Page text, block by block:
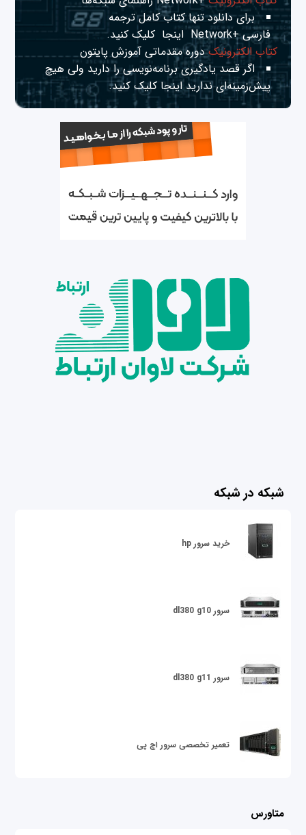
برای دانلود تنها کتاب کامل ترجمه
فارسی +Network
اینجا کلیک کنید.
کتاب الکترونیکدوره مقدماتی آموزش پایتون
اگر قصد یادگیری برنامه‌نویسی را دارید ولی هیچ
پیش‌زمینه‌ای نداریداینجا کلیک کنید.
شبکه در شبکه
خرید سرور hp
سرور dl380 g10
سرور dl380 g11
تعمیر تخصصی سرور اچ پی
متاورس